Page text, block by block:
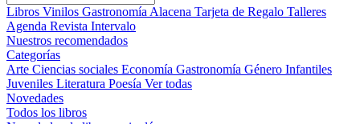
Libros Vinilos Gastronomía Alacena Tarjeta de Regalo Talleres
Agenda Revista Intervalo
Nuestros recomendados
Categorías
Arte Ciencias sociales Economía Gastronomía Género Infantiles
Juveniles Literatura Poesía Ver todas
Novedades
Todos los libros